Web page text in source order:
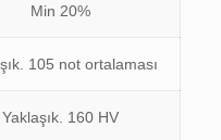
Min 20%
105 not ortalaması
Yaklaşık. 160 HV